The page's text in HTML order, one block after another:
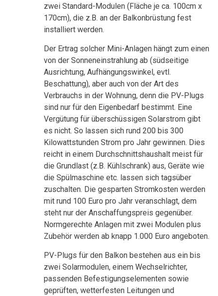
zwei Standard-Modulen (Fläche je ca. 100cm x
170cm), die z.B. an der Balkonbrüstung fest
installiert werden.
Der Ertrag solcher Mini-Anlagen hängt zum einen
von der Sonneneinstrahlung ab (südseitige
Ausrichtung, Aufhängungswinkel, evtl.
Beschattung), aber auch von der Art des
Verbrauchs in der Wohnung, denn die PV-Plugs
sind nur für den Eigenbedarf bestimmt. Eine
Vergütung für überschüssigen Solarstrom gibt
es nicht. So lassen sich rund 200 bis 300
Kilowattstunden Strom pro Jahr gewinnen. Dies
reicht in einem Durchschnittshaushalt meist für
die Grundlast (z.B. Kühlschrank) aus, Geräte wie
die Spülmaschine etc. lassen sich tagsüber
zuschalten. Die gesparten Stromkosten werden
mit rund 100 Euro pro Jahr veranschlagt, dem
steht nur der Anschaffungspreis gegenüber.
Normgerechte Anlagen mit zwei Modulen plus
Zubehör werden ab knapp 1.000 Euro angeboten.
PV-Plugs für den Balkon bestehen aus ein bis
zwei Solarmodulen, einem Wechselrichter,
passenden Befestigungselementen sowie
geprüften, wetterfesten Leitungen und